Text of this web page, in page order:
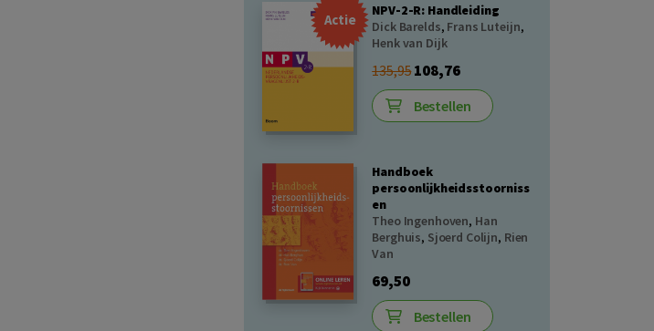
Actie
NPV-2-R: Handleiding
Dick Barelds, Frans Luteijn,
Henk van Dijk
135,95108,76
Bestellen
Handboek
persoonlijkheidsstoorniss
en
Theo Ingenhoven, Han
Berghuis, Sjoerd Colijn, Rien
Van
69,50
Bestellen